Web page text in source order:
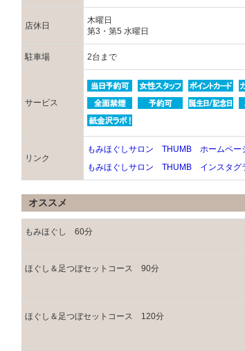
店休日
木曜日
第3・第5 水曜日
駐車場 2台まで
サービス
リンク
もみほぐしサロン THUMB ホームペー
もみほぐしサロン THUMB インスタグ
オススメ
もみほぐし 60分
ほぐし＆足つぼセットコース 90分
ほぐし＆足つぼセットコース 120分